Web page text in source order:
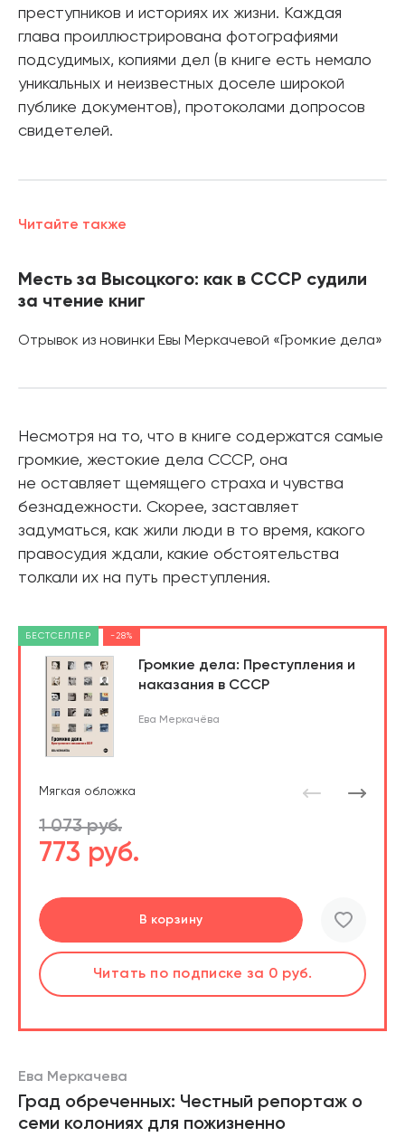
преступников и историях их жизни. Каждая
глава проиллюстрирована фотографиями
подсудимых, копиями дел (в книге есть немало
уникальных и неизвестных доселе широкой
публике документов), протоколами допросов
свидетелей.
Читайте также
Месть за Высоцкого: как в СССР судили
за чтение книг
Отрывок из новинки Евы Меркачевой «Громкие дела»
Несмотря на то, что в книге содержатся самые
громкие, жестокие дела СССР, она
не оставляет щемящего страха и чувства
безнадежности. Скорее, заставляет
задуматься, как жили люди в то время, какого
правосудия ждали, какие обстоятельства
толкали их на путь преступления.
БЕСТСЕЛЛЕР -28%
Громкие дела: Преступления и
наказания в СССР
Ева Меркачёва
Мягкая обложка
1 073 руб.
773 руб.
В корзину
В корзине
Читать по подписке за 0 руб.
Перейти
Читать по подписке за 0 руб.
Перейти
Слушатьпо подпискеза 0 руб.
Подробнее
Читать по подписке за 0 руб.
Ева Меркачева
Град обреченных: Честный репортаж о
семи колониях для пожизненно